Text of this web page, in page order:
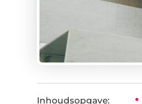
Inhoudsopgave: